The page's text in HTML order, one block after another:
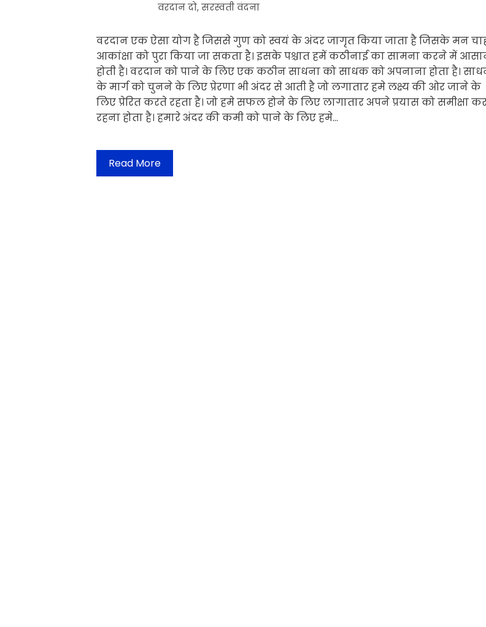
वरदान दो, सरस्वती वंदना
वरदान एक ऐसा योग है जिससे गुण को स्वयं के अंदर जागृत किया जाता है जिसके मन
आकांक्षा को पुरा किया जा सकता है। इसके पश्चात हमें कठीनाई का सामना करने में
होती है। वरदान को पाने के लिए एक कठीन साधना को साधक को अपनाना होता है।
के मार्ग को चुनने के लिए प्रेरणा भी अंदर से आती है जो लगातार हमे लक्ष्य की ओर जाने के
लिए प्रेरित करते रहता है। जो हमे सफल होने के लिए लागातार अपने प्रयास को समीक्षा
रहना होता है। हमारे अंदर की कमी को पाने के लिए हमे…
Read More